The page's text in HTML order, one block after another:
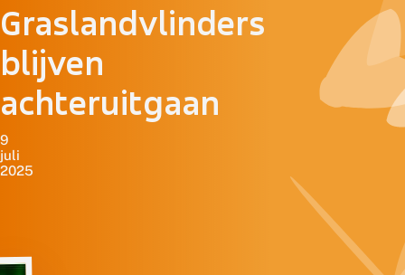
Graslandvlinders
blijven
achteruitgaan
9
juli
2025